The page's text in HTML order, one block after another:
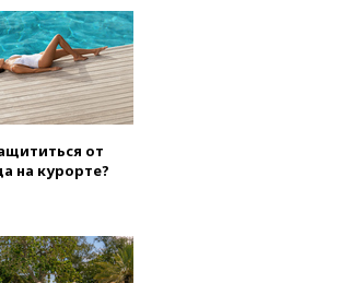
достигли
уровня
просит
снять «Яблоко»
ситуацию в
и на
москвичку
и других
от
на курорте?